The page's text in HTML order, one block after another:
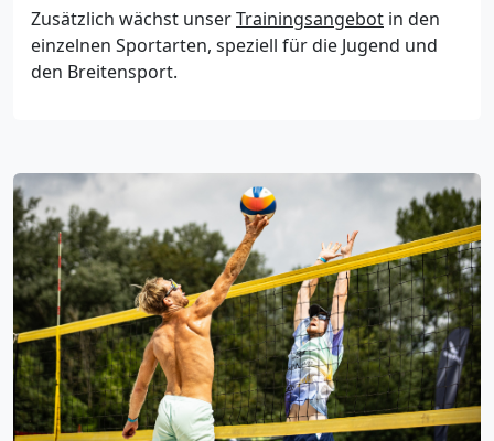
Zusätzlich wächst unserTrainingsangebot in den
einzelnen Sportarten, speziell für die Jugend und
den Breitensport.